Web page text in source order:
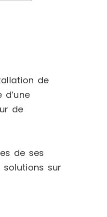
de
d’une
de
de ses
solutions sur